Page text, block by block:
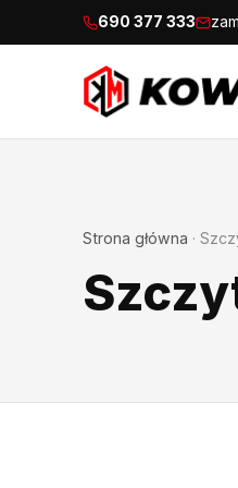
690 377 333
Strona główna ·